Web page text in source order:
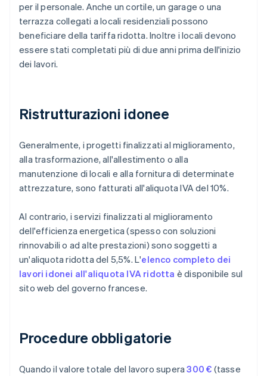
per il personale. Anche un cortile, un garage o una
terrazza collegati a locali residenziali possono
beneficiare della tariffa ridotta. Inoltre i locali devono
essere stati completati più di due anni prima dell'inizio
dei lavori.
Ristrutturazioni idonee
Generalmente, i progetti finalizzati al miglioramento,
alla trasformazione, all'allestimento o alla
manutenzione di locali e alla fornitura di determinate
attrezzature, sono fatturati all'aliquota IVA del 10%.
Al contrario, i servizi finalizzati al miglioramento
dell'efficienza energetica (spesso con soluzioni
rinnovabili o ad alte prestazioni) sono soggetti a
un'aliquota ridotta del 5,5%. L'elenco completo dei
lavori idonei all'aliquota IVA ridotta è disponibile sul
sito web del governo francese.
Procedure obbligatorie
Quando il valore totale del lavoro supera300 € (tasse